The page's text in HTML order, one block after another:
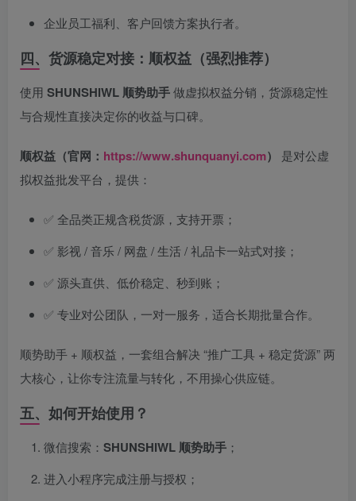
企业员工福利、客户回馈方案执行者。
四、货源稳定对接：顺权益（强烈推荐）
使用 SHUNSHIWL 顺势助手做虚拟权益分销，货源稳定性
与合规性直接决定你的收益与口碑。
顺权益（官网： https://www.shunquanyi.com）
是对公虚
拟权益批发平台，提供：
✅ 全品类正规含税货源，支持开票；
✅ 影视 / 音乐 / 网盘 / 生活 / 礼品卡一站式对接；
✅ 源头直供、低价稳定、秒到账；
✅ 专业对公团队，一对一服务，适合长期批量合作。
顺势助手 + 顺权益，一套组合解决 “推广工具 + 稳定货源” 两
大核心，让你专注流量与转化，不用操心供应链。
五、如何开始使用？
微信搜索： SHUNSHIWL 顺势助手 ；
进入小程序完成注册与授权；